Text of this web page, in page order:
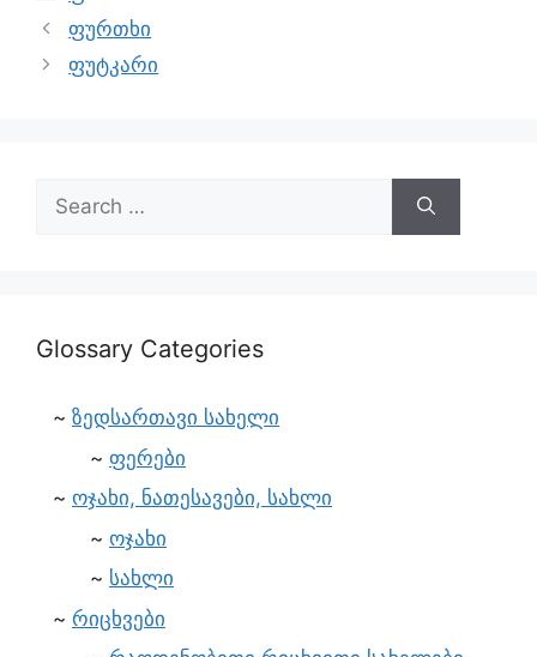
ფურთხი
ფუტკარი
Glossary Categories
ზედსართავი სახელი
ფერები
ოჯახი, ნათესავები, სახლი
ოჯახი
სახლი
რიცხვები